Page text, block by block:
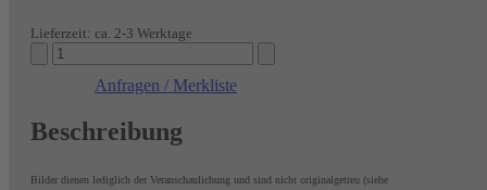
Lieferzeit: ca. 2-3 Werktage
Schwerlastrollen
elast.
Polyurethan
Menge
Anfragen / Merkliste
Beschreibung
Bilder dienen lediglich der Veranschaulichung und sind nicht originalgetreu (siehe